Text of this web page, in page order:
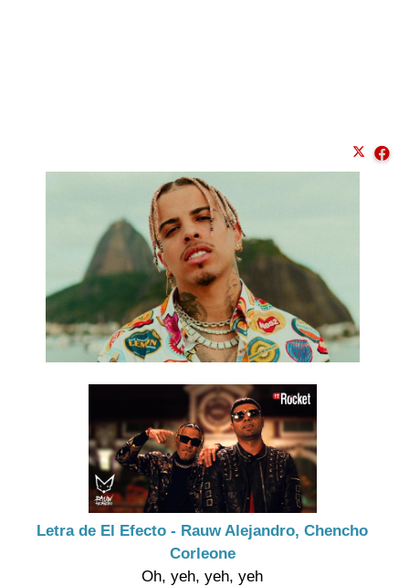
Letra de El Efecto - Rauw Alejandro, Chencho
Corleone
Oh, yeh, yeh, yeh